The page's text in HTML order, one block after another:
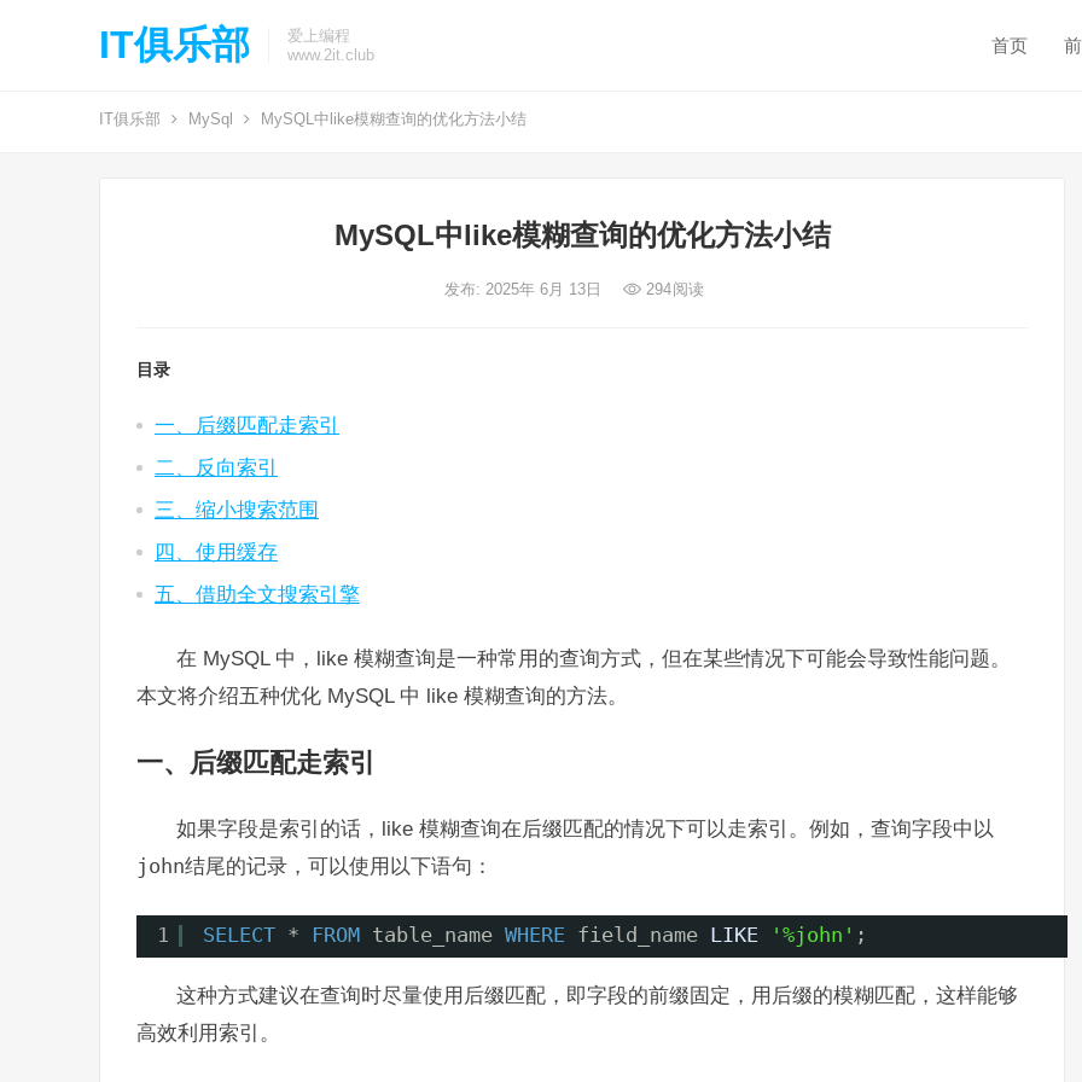
IT俱乐部
爱上编程
www.2it.club
首页
IT俱乐部 MySql MySQL中like模糊查询的优化方法小结
MySQL中like模糊查询的优化方法小结
发布: 2025年 6月 13日 294阅读
目录
一、后缀匹配走索引
二、反向索引
三、缩小搜索范围
四、使用缓存
五、借助全文搜索引擎
在 MySQL 中，like 模糊查询是一种常用的查询方式，但在某些情况下可能会导致性能问题。
本文将介绍五种优化 MySQL 中 like 模糊查询的方法。
一、后缀匹配走索引
如果字段是索引的话，like 模糊查询在后缀匹配的情况下可以走索引。例如，查询字段中以
john结尾的记录，可以使用以下语句：
1 SELECT * FROM table_name WHERE field_name LIKE '%john' ;
这种方式建议在查询时尽量使用后缀匹配，即字段的前缀固定，用后缀的模糊匹配，这样能够
高效利用索引。